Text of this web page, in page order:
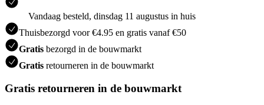
Vandaag besteld, dinsdag 11 augustus in huis
Thuisbezorgd voor €4.95 en gratis vanaf €50
Gratis bezorgd in de bouwmarkt
Gratis retourneren in de bouwmarkt
Gratis retourneren in de bouwmarkt